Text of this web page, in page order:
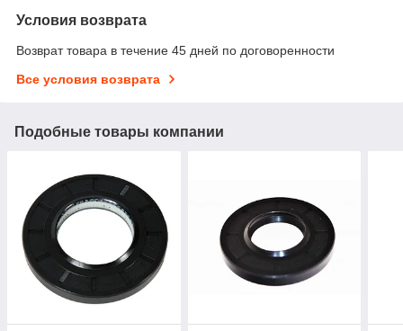
Условия возврата
Возврат товара в течение 45 дней по договоренности
Все условия возврата
Подобные товары компании